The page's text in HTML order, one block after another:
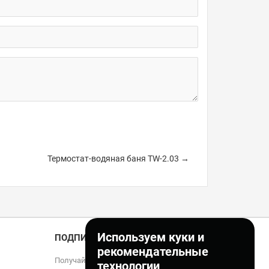
Используем куки и
рекомендательные
технологии
Термостат-водяная баня TW-2.03 →
ПОДПИСКА
Получайте только полезные статьи!